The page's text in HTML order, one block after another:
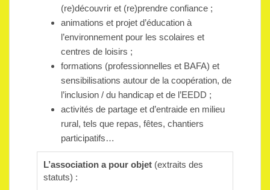
(re)découvrir et (re)prendre confiance ;
animations et projet d’éducation à
l’environnement pour les scolaires et
centres de loisirs ;
formations (professionnelles et BAFA) et
sensibilisations autour de la coopération, de
l’inclusion / du handicap et de l’EEDD ;
activités de partage et d’entraide en milieu
rural, tels que repas, fêtes, chantiers
participatifs…
L’association a pour objet (extraits des
statuts) :